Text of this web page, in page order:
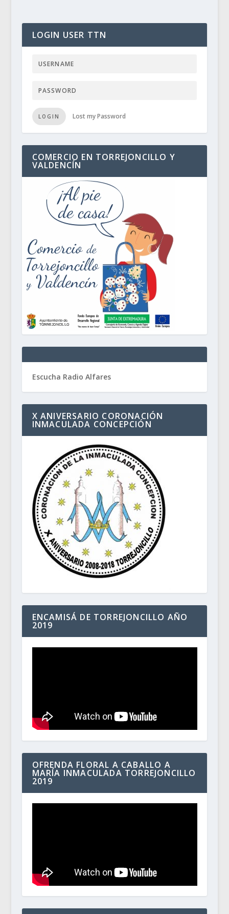
LOGIN USER TTN
LOGIN Lost my Password
COMERCIO EN TORREJONCILLO Y
VALDENCÍN
Escucha Radio Alfares
X ANIVERSARIO CORONACIÓN
INMACULADA CONCEPCIÓN
ENCAMISÁ DE TORREJONCILLO AÑO
2019
OFRENDA FLORAL A CABALLO A
MARÍA INMACULADA TORREJONCILLO
2019